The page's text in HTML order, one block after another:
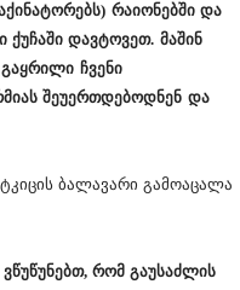
რაიონებში და
დავტოვეთ. მაშინ
ჩვენი
შეუერთდებოდნენ და
ბალავარი გამოაცალა
რომ გაუსაძლის